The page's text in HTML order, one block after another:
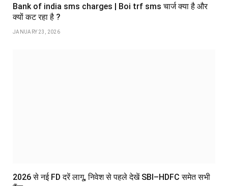
Bank of india sms charges | Boi trf sms चार्ज क्या है और
क्यों कट रहा है ?
JANUARY 23, 2026
2026 से नई FD दरें लागू, निवेश से पहले देखें SBI–HDFC समेत सभी